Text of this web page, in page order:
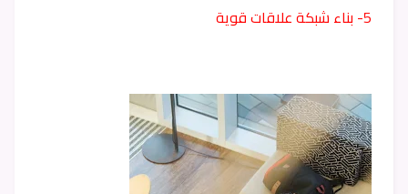
5- بناء شبكة علاقات قوية